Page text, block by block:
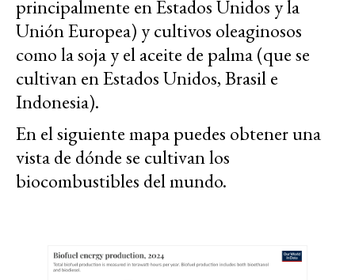
principalmente en Estados Unidos y la
Unión Europea) y cultivos oleaginosos
como la soja y el aceite de palma (que se
cultivan en Estados Unidos, Brasil e
Indonesia).
En el siguiente mapa puedes obtener una
vista de dónde se cultivan los
biocombustibles del mundo.